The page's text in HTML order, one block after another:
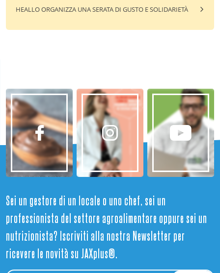
HEALLO ORGANIZZA UNA SERATA DI GUSTO E SOLIDARIETÀ
Sei un gestore di un locale o uno chef, sei un
professionista del settore agroalimentare oppure sei un
nutrizionista? Iscriviti alla nostra Newsletter per
ricevere le novità su JAXplus®.